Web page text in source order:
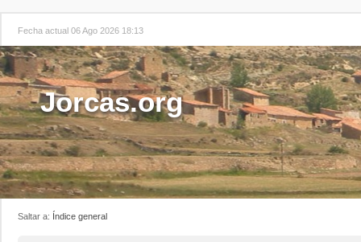
Fecha actual 06 Ago 2026 18:13
Jorcas.org
Saltar a: Índice general